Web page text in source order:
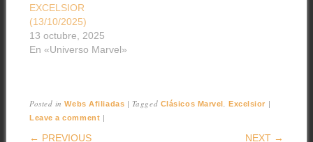
EXCELSIOR
(13/10/2025)
13 octubre, 2025
En «Universo Marvel»
Posted inWebs Afiliadas | Tagged Clásicos Marvel,Excelsior |
Leave a comment |
POST NAVIGATION
← PREVIOUS NEXT →